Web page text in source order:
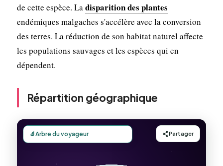
de cette espèce. Ladisparition des plantes
endémiques malgaches s'accélère avec la conversion
des terres. La réduction de son habitat naturel affecte
les populations sauvages et les espèces qui en
dépendent.
Répartition géographique